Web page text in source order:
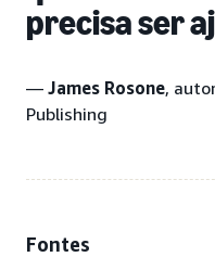
precisa ser
— James Rosone,
Publishing
Fontes